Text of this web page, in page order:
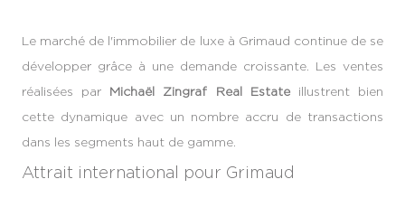
Le marché de l'immobilier de luxe à Grimaud continue de se
développer grâce à une demande croissante. Les ventes
réalisées par Michaël Zingraf Real Estateillustrent bien
cette dynamique avec un nombre accru de transactions
dans les segments haut de gamme.
Attrait international pour Grimaud